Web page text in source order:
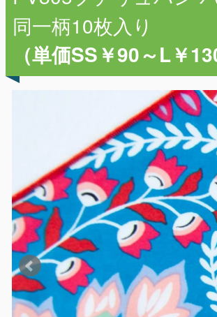
同一柄10枚入り
（単価SS￥90～L￥